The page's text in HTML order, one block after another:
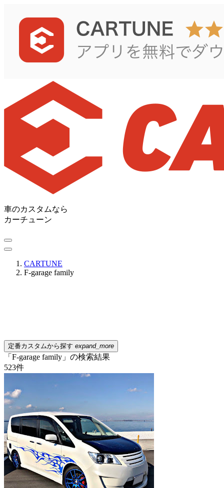
車のカスタムなら
カーチューン
CARTUNE
F-garage family
定番カスタムから探す expand_more
「F-garage family」の検索結果
523件